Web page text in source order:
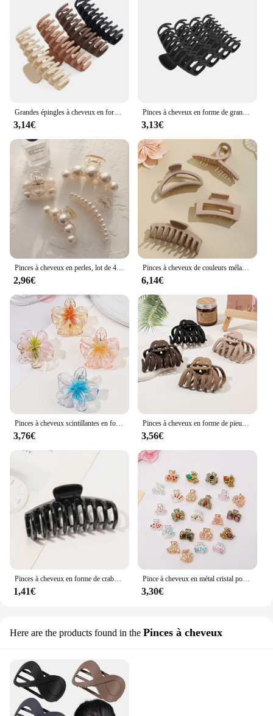
Grandes épingles à cheveux en forme de crabe pour femmes et filles, pinces à cheveux, accessoires pour cheveux fins, cordon de cheveux, cadeaux, 3 pièces, 4 pièces, 4 pouces
3,14€
Pinces à cheveux en forme de grand crabe pour femme, 4 pièces, accessoires fins, cordon, cadeaux pour filles
3,13€
Pinces à cheveux en perles, lot de 4 grandes pinces à cheveux, tenue de bain, gels, pinces à mâchoires, barrettes à grosses griffes, non ald, accessoires pour cheveux
2,96€
Pinces à cheveux de couleurs mélangées et qui fait saillie pour femmes et filles, pinces à mâchoires de maintien, cheveux bouclés, optique mince, 4 pièces
6,14€
3,76€ 3,56€
1,41€
Pince à cheveux en métal cristal pour femmes et filles, ornements de cheveux, accessoires de vêtements de sauna, pince à griffes, mode crabe, 216.239., 4 pièces
3,30€
Here are the products found in the Pinces à cheveux